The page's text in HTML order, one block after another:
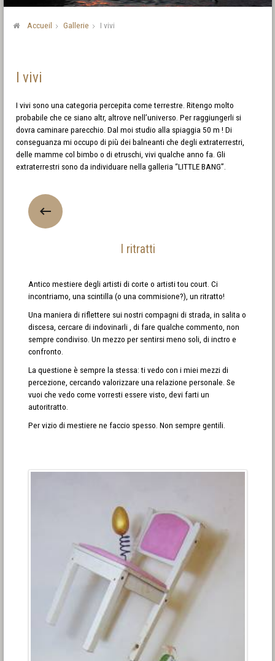
Accueil Gallerie I vivi
I vivi
I vivi sono una categoria percepita come terrestre. Ritengo molto
probabile che ce siano altr, altrove nell’universo. Per raggiungerli si
dovra caminare parecchio. Dal moi studio alla spiaggia 50 m ! Di
conseguanza mi occupo di più dei balneanti che degli extraterrestri,
delle mamme col bimbo o di etruschi, vivi qualche anno fa. Gli
extraterrestri sono da individuare nella galleria “LITTLE BANG”.
I ritratti
Antico mestiere degli artisti di corte o artisti tou court. Ci
incontriamo, una scintilla (o una commisione?), un ritratto!
Una maniera di riflettere sui nostri compagni di strada, in salita o
discesa, cercare di indovinarli , di fare qualche commento, non
sempre condiviso. Un mezzo per sentirsi meno soli, di inctro e
confronto.
La questione è sempre la stessa: ti vedo con i miei mezzi di
percezione, cercando valorizzare una relazione personale. Se
vuoi che vedo come vorresti essere visto, devi farti un
autoritratto.
Per vizio di mestiere ne faccio spesso. Non sempre gentili.